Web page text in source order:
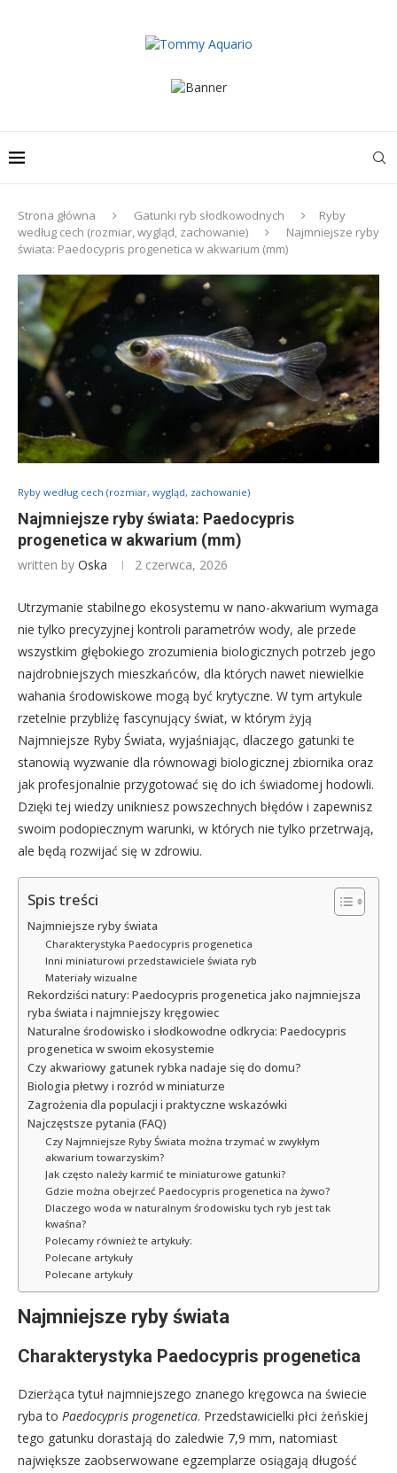
Strona główna Gatunki ryb słodkowodnych
Ryby
według cech (rozmiar, wygląd, zachowanie)
Najmniejsze ryby
świata: Paedocypris progenetica w akwarium (mm)
Ryby według cech (rozmiar, wygląd, zachowanie)
Najmniejsze ryby świata: Paedocypris
progenetica w akwarium (mm)
written by Oska 2 czerwca, 2026
Utrzymanie stabilnego ekosystemu w nano-akwarium wymaga
nie tylko precyzyjnej kontroli parametrów wody, ale przede
wszystkim głębokiego zrozumienia biologicznych potrzeb jego
najdrobniejszych mieszkańców, dla których nawet niewielkie
wahania środowiskowe mogą być krytyczne. W tym artykule
rzetelnie przybliżę fascynujący świat, w którym żyją
Najmniejsze Ryby Świata, wyjaśniając, dlaczego gatunki te
stanowią wyzwanie dla równowagi biologicznej zbiornika oraz
jak profesjonalnie przygotować się do ich świadomej hodowli.
Dzięki tej wiedzy unikniesz powszechnych błędów i zapewnisz
swoim podopiecznym warunki, w których nie tylko przetrwają,
ale będą rozwijać się w zdrowiu.
Spis treści
Najmniejsze ryby świata
Charakterystyka Paedocypris progenetica
Inni miniaturowi przedstawiciele świata ryb
Materiały wizualne
Rekordziści natury: Paedocypris progenetica jako najmniejsza
ryba świata i najmniejszy kręgowiec
Naturalne środowisko i słodkowodne odkrycia: Paedocypris
progenetica w swoim ekosystemie
Czy akwariowy gatunek rybka nadaje się do domu?
Biologia płetwy i rozród w miniaturze
Zagrożenia dla populacji i praktyczne wskazówki
Najczęstsze pytania (FAQ)
Czy Najmniejsze Ryby Świata można trzymać w zwykłym
akwarium towarzyskim?
Jak często należy karmić te miniaturowe gatunki?
Gdzie można obejrzeć Paedocypris progenetica na żywo?
Dlaczego woda w naturalnym środowisku tych ryb jest tak
kwaśna?
Polecamy również te artykuły:
Polecane artykuły
Polecane artykuły
Najmniejsze ryby świata
Charakterystyka Paedocypris progenetica
Dzierżąca tytuł najmniejszego znanego kręgowca na świecie
ryba to Paedocypris progenetica. Przedstawicielki płci żeńskiej
tego gatunku dorastają do zaledwie 7,9 mm, natomiast
największe zaobserwowane egzemplarze osiągają długość